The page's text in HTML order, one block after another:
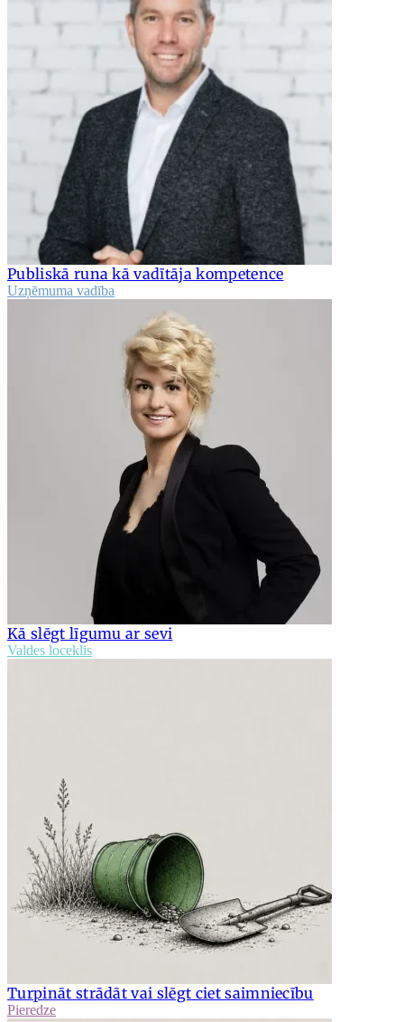
Publiskā runa kā vadītāja kompetence
Uzņēmuma vadība
Kā slēgt līgumu ar sevi
Valdes loceklis
Turpināt strādāt vai slēgt ciet saimniecību
Pieredze